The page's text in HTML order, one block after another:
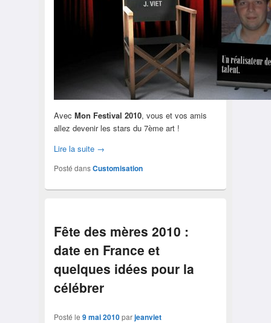
Avec Mon Festival 2010, vous et vos amis
allez devenir les stars du 7ème art !
Lire la suite →
Posté dansCustomisation
Fête des mères 2010 :
date en France et
quelques idées pour la
célébrer
Posté le 9 mai 2010parjeanviet